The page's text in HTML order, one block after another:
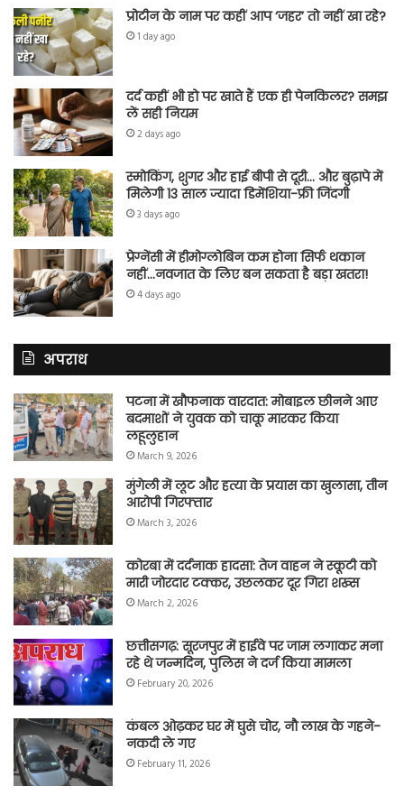
प्रोटीन के नाम पर कहीं आप ‘जहर’ तो नहीं खा रहे?
1 day ago
दर्द कहीं भी हो पर खाते हैं एक ही पेनकिलर? समझ
लें सही नियम
2 days ago
स्मोकिंग, शुगर और हाई बीपी से दूरी… और बुढ़ापे में
मिलेगी 13 साल ज्यादा डिमेंशिया-फ्री जिंदगी
3 days ago
प्रेग्नेंसी में हीमोग्लोबिन कम होना सिर्फ थकान
नहीं…नवजात के लिए बन सकता है बड़ा खतरा!
4 days ago
अपराध
पटना में खौफनाक वारदात: मोबाइल छीनने आए
बदमाशों ने युवक को चाकू मारकर किया
लहूलुहान
March 9, 2026
मुंगेली में लूट और हत्या के प्रयास का खुलासा, तीन
आरोपी गिरफ्तार
March 3, 2026
कोरबा में दर्दनाक हादसा: तेज वाहन ने स्कूटी को
मारी जोरदार टक्कर, उछलकर दूर गिरा शख्स
March 2, 2026
छत्तीसगढ़: सूरजपुर में हाईवे पर जाम लगाकर मना
रहे थे जन्मदिन, पुलिस ने दर्ज किया मामला
February 20, 2026
कंबल ओढ़कर घर में घुसे चोर, नौ लाख के गहने-
नकदी ले गए
February 11, 2026